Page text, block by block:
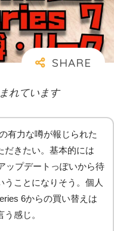
れています
有力な噂が報じられた
だきたい。基本的には
ップデートっぽいから待
うことになりそう。個人
6からの買い替えは
感じ。